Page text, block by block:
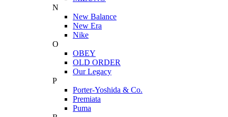
N
New Balance
New Era
Nike
O
OBEY
OLD ORDER
Our Legacy
P
Porter-Yoshida & Co.
Premiata
Puma